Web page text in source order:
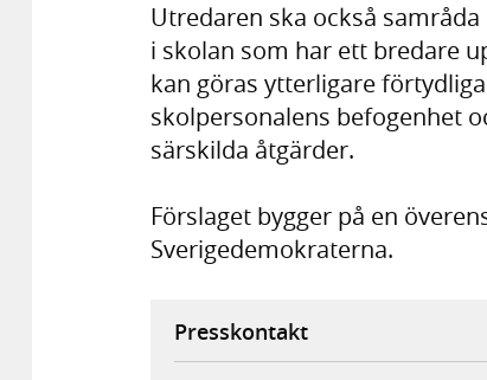
Utredaren ska också
i skolan som har ett bredare
kan göras ytterligare
skolpersonalens befogenhet
särskilda åtgärder.
Förslaget bygger på en
Sverigedemokraterna.
Presskontakt